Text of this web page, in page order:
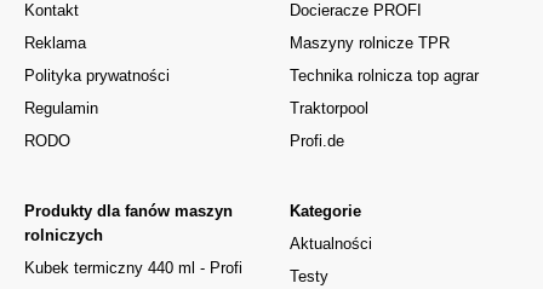
Kontakt
Reklama
Polityka prywatności
Regulamin
RODO
Kategorie
Aktualności
Testy
Produkty dla fanów maszyn
rolniczych
Kubek termiczny 440 ml - Profi
Docieracze PROFI
Maszyny rolnicze TPR
Technika rolnicza top agrar
Traktorpool
Profi.de